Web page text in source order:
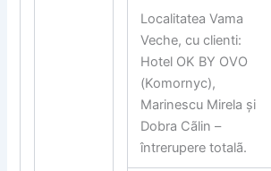
Localitatea Vama
Veche, cu clienti:
Hotel OK BY OVO
(Komornyc),
Marinescu Mirela și
Dobra Cãlin –
întrerupere totalã.